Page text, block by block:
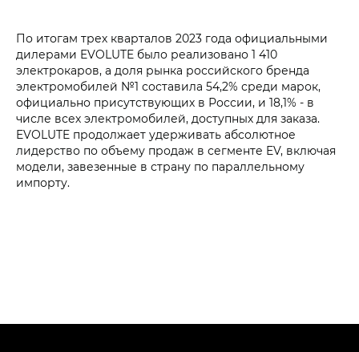
По итогам трех кварталов 2023 года официальными
дилерами EVOLUTE было реализовано 1 410
электрокаров, а доля рынка российского бренда
электромобилей №1 составила 54,2% среди марок,
официально присутствующих в России, и 18,1% - в
числе всех электромобилей, доступных для заказа.
EVOLUTE продолжает удерживать абсолютное
лидерство по объему продаж в сегменте EV, включая
модели, завезенные в страну по параллельному
импорту.